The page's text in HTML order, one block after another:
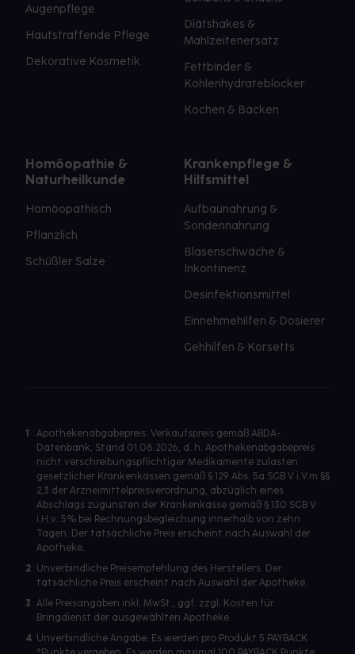
Augenpflege
Hautstraffende Pflege
Dekorative Kosmetik
Diätshakes &
Mahlzeitenersatz
Fettbinder &
Kohlenhydrateblocker
Kochen & Backen
Homöopathie &
Naturheilkunde
Homöopathisch
Pflanzlich
Schüßler Salze
Krankenpflege &
Hilfsmittel
Aufbaunahrung &
Sondennahrung
Blasenschwäche &
Inkontinenz
Desinfektionsmittel
Einnehmehilfen & Dosierer
Gehhilfen & Korsetts
1
Apothekenabgabepreis: Verkaufspreis gemäß ABDA-
Datenbank, Stand 01.08.2026, d. h. Apothekenabgabepreis
nicht verschreibungspflichtiger Medikamente zulasten
gesetzlicher Krankenkassen gemäß § 129 Abs. 5a SGB V i.V.m §§
2,3 der Arzneimittelpreisverordnung, abzüglich eines
Abschlags zugunsten der Krankenkasse gemäß § 130 SGB V
i.H.v. 5% bei Rechnungsbegleichung innerhalb von zehn
Tagen. Der tatsächliche Preis erscheint nach Auswahl der
Apotheke.
2 Unverbindliche Preisempfehlung des Herstellers. Der
tatsächliche Preis erscheint nach Auswahl der Apotheke.
3 Alle Preisangaben inkl. MwSt., ggf. zzgl. Kosten für
Bringdienst der ausgewählten Apotheke.
4 Unverbindliche Angabe. Es werden pro Produkt 5 PAYBACK